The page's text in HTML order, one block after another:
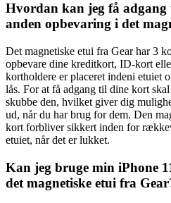
Hvordan kan jeg få
anden opbevaring i det
Det magnetiske etui fra Gear har 3
opbevare dine kreditkort, ID-kort
kortholdere er placeret indeni etuiet
lås. For at få adgang til dine kort
skubbe den, hvilket giver dig
ud, når du har brug for dem. Den
kort forbliver sikkert inden for
etuiet, når det er lukket.
Kan jeg bruge min iPhone
det magnetiske etui fra